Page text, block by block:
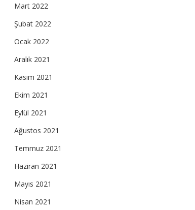
Mart 2022
Şubat 2022
Ocak 2022
Aralık 2021
Kasım 2021
Ekim 2021
Eylül 2021
Ağustos 2021
Temmuz 2021
Haziran 2021
Mayıs 2021
Nisan 2021